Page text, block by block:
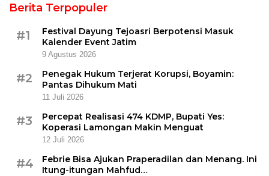
Berita Terpopuler
#1
Festival Dayung Tejoasri Berpotensi Masuk
Kalender Event Jatim
9 Agustus 2026
#2
Penegak Hukum Terjerat Korupsi, Boyamin:
Pantas Dihukum Mati
11 Juli 2026
#3
Percepat Realisasi 474 KDMP, Bupati Yes:
Koperasi Lamongan Makin Menguat
12 Juli 2026
#4
Febrie Bisa Ajukan Praperadilan dan Menang. Ini
Itung-itungan Mahfud…